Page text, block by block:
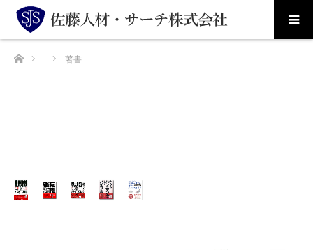
ホーム 著書